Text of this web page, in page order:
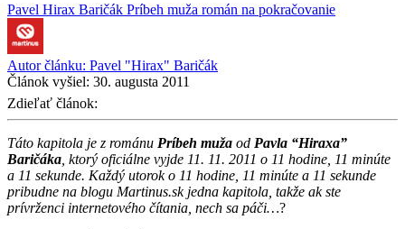
Pavel Hirax Baričák Príbeh muža román na pokračovanie
Autor článku: Pavel "Hirax" Baričák
Článok vyšiel: 30. augusta 2011
Zdieľať článok:
Táto kapitola je z románu Príbeh muža od Pavla “Hiraxa”
Baričáka , ktorý oficiálne vyjde 11. 11. 2011 o 11 hodine, 11 minúte
a 11 sekunde. Každý utorok o 11 hodine, 11 minúte a 11 sekunde
pribudne na blogu Martinus.sk jedna kapitola, takže ak ste
prívrženci internetového čítania, nech sa páči…?